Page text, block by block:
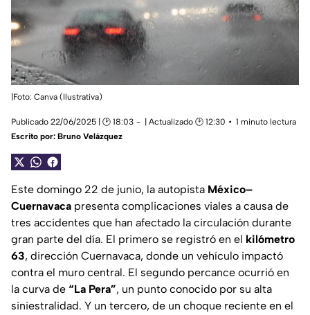
|Foto: Canva (Ilustrativa)
Publicado 22/06/2025 | 🕑 18:03 | Actualizado 🕑 12:30
1 minuto lectura
Escrito por: Bruno Velázquez
Este domingo 22 de junio, la autopista México–
Cuernavaca presenta complicaciones viales a causa de
tres accidentes que han afectado la circulación durante
gran parte del día. El primero se registró en el kilómetro
63, dirección Cuernavaca, donde un vehículo impactó
contra el muro central. El segundo percance ocurrió en
la curva de “La Pera”, un punto conocido por su alta
siniestralidad. Y un tercero, de un choque reciente en el